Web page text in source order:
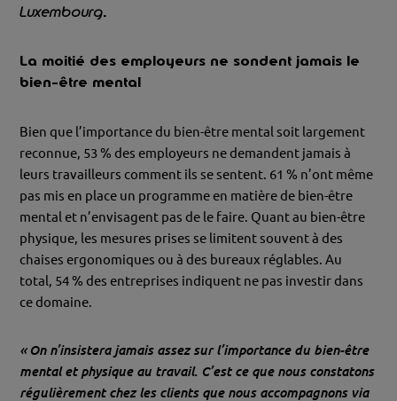
Luxembourg.
La moitié des employeurs ne sondent jamais le
bien-être mental
Bien que l’importance du bien-être mental soit largement
reconnue, 53 % des employeurs ne demandent jamais à
leurs travailleurs comment ils se sentent. 61 % n’ont même
pas mis en place un programme en matière de bien-être
mental et n’envisagent pas de le faire. Quant au bien-être
physique, les mesures prises se limitent souvent à des
chaises ergonomiques ou à des bureaux réglables. Au
total, 54 % des entreprises indiquent ne pas investir dans
ce domaine.
« On n’insistera jamais assez sur l’importance du bien-être
mental et physique au travail. C’est ce que nous constatons
régulièrement chez les clients que nous accompagnons via